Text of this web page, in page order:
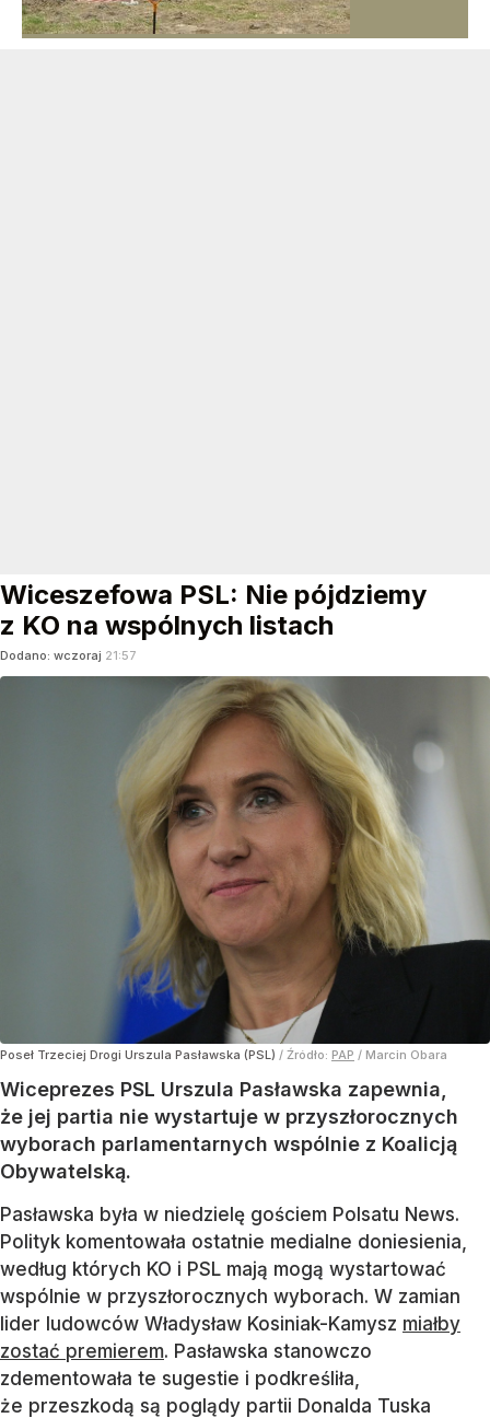
Wiceszefowa PSL: Nie pójdziemy
z KO na wspólnych listach
Dodano: wczoraj 21:57
Poseł Trzeciej Drogi Urszula Pasławska (PSL) / Źródło: PAP / Marcin Obara
Wiceprezes PSL Urszula Pasławska zapewnia,
że jej partia nie wystartuje w przyszłorocznych
wyborach parlamentarnych wspólnie z Koalicją
Obywatelską.
Pasławska była w niedzielę gościem Polsatu News.
Polityk komentowała ostatnie medialne doniesienia,
według których KO i PSL mają mogą wystartować
wspólnie w przyszłorocznych wyborach. W zamian
lider ludowców Władysław Kosiniak-Kamysz miałby
zostać premierem. Pasławska stanowczo
zdementowała te sugestie i podkreśliła,
że przeszkodą są poglądy partii Donalda Tuska